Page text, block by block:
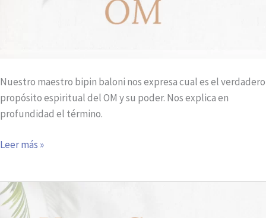
Nuestro maestro bipin baloni nos expresa cual es el verdadero
propósito espiritual del OM y su poder. Nos explica en
profundidad el término.
Leer más »
¿Qué
son